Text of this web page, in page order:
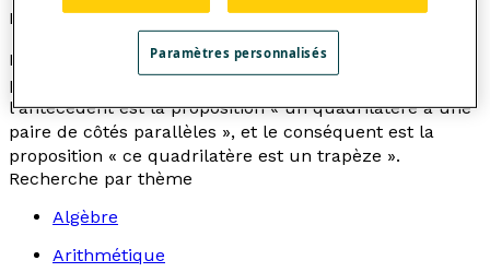
Exemple
Dans l'énoncé « siun quadrilatère a une paire de côtés
parallèles
l'antécédent est la proposition «un quadrilatère a une
paire de côtés parallèles », et le conséquent est la
proposition « ce quadrilatère est un trapèze ».
Recherche par thème
Algèbre
Arithmétique
Paramètres personnalisés